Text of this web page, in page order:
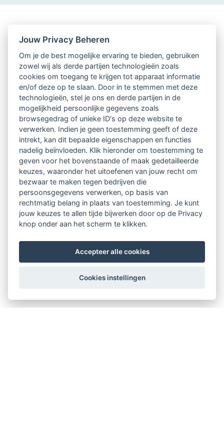
Jouw Privacy Beheren
Om je de best mogelijke ervaring te bieden, gebruiken
zowel wij als derde partijen technologieën zoals
cookies om toegang te krijgen tot apparaat informatie
en/of deze op te slaan. Door in te stemmen met deze
technologieën, stel je ons en derde partijen in de
mogelijkheid persoonlijke gegevens zoals
browsegedrag of unieke ID's op deze website te
verwerken. Indien je geen toestemming geeft of deze
intrekt, kan dit bepaalde eigenschappen en functies
nadelig beïnvloeden. Klik hieronder om toestemming te
geven voor het bovenstaande of maak gedetailleerde
keuzes, waaronder het uitoefenen van jouw recht om
bezwaar te maken tegen bedrijven die
persoonsgegevens verwerken, op basis van
rechtmatig belang in plaats van toestemming. Je kunt
jouw keuzes te allen tijde bijwerken door op de Privacy
knop onder aan het scherm te klikken.
Accepteer alle cookies
Cookies instellingen